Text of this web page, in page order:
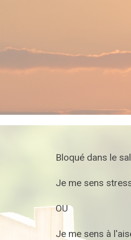
Bloqué dans le
Je me sens
OU
Je me sens à